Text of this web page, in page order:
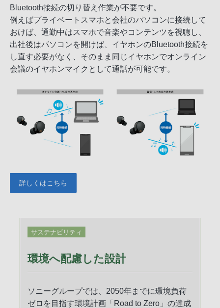
Bluetooth接続の切り替え作業が不要です。
例えばプライベートスマホと会社のパソコンに接続して
おけば、通勤中はスマホで音楽やコンテンツを視聴し、
出社後はパソコンを開けば、イヤホンのBluetooth接続を
し直す必要がなく、そのまま同じイヤホンでオンライン
会議のイヤホンマイクとして通話が可能です。
詳しくはこちら
サステナビリティ
環境へ配慮した設計
ソニーグループでは、2050年までに環境負荷
ゼロを目指す環境計画「Road to Zero」の達成